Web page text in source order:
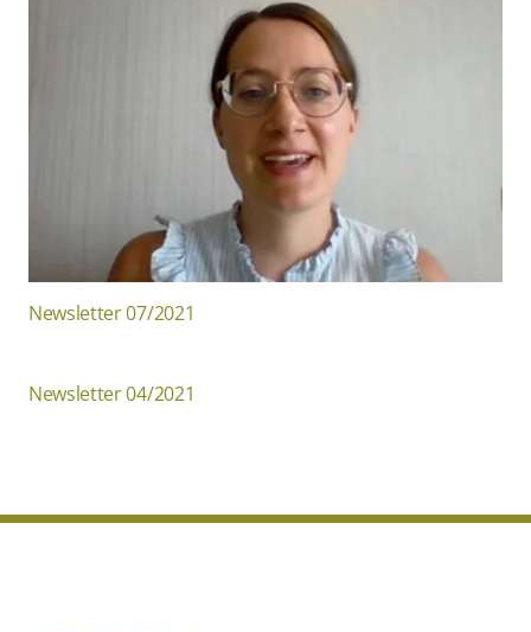
Newsletter 07/2021
Newsletter 04/2021